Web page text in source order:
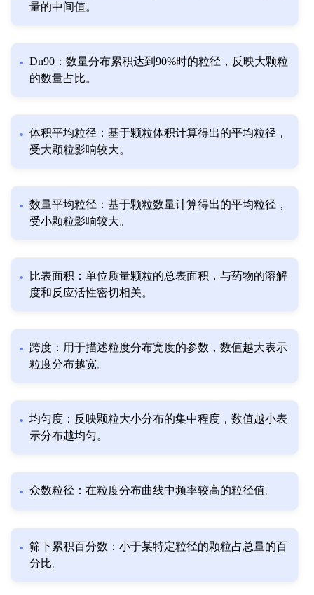
量的中间值。
Dn90：数量分布累积达到90%时的粒径，反映大颗粒
的数量占比。
体积平均粒径：基于颗粒体积计算得出的平均粒径，
受大颗粒影响较大。
数量平均粒径：基于颗粒数量计算得出的平均粒径，
受小颗粒影响较大。
比表面积：单位质量颗粒的总表面积，与药物的溶解
度和反应活性密切相关。
跨度：用于描述粒度分布宽度的参数，数值越大表示
粒度分布越宽。
均匀度：反映颗粒大小分布的集中程度，数值越小表
示分布越均匀。
众数粒径：在粒度分布曲线中频率较高的粒径值。
筛下累积百分数：小于某特定粒径的颗粒占总量的百
分比。